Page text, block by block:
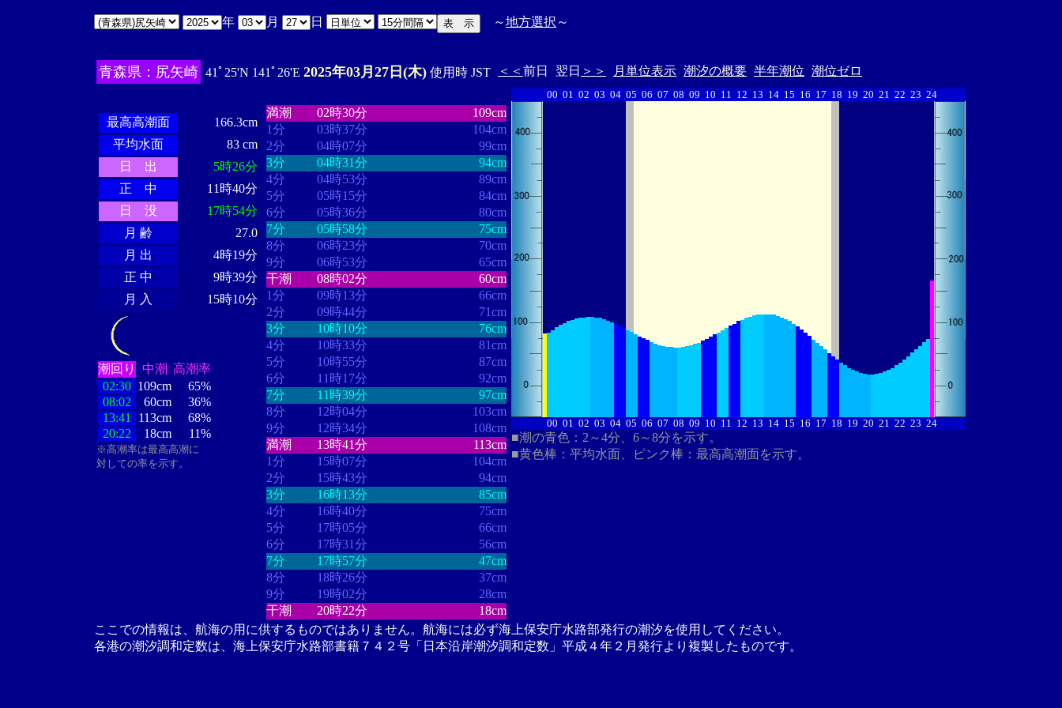
年 月 日 ～地方選択 ～
青森県：尻矢崎 41ﾟ25'N 141ﾟ26'E 2025年03月27日(木) 使用時 JST ＜＜ 前日 翌日 ＞＞ 月単位表示 潮汐の概要 半年潮位 潮位ゼロ
最高高潮面
166.3cm
平均水面
83 cm
日 出
5時26分
正 中
11時40分
日 没
17時54分
月 齢
27.0
月 出
4時19分
正 中
9時39分
月 入
15時10分
潮回り 中潮 高潮率
02:30 109cm
65%
08:02
60cm
36%
13:41
113cm
68%
20:22
18cm 11%
※高潮率は最高高潮に
対しての率を示す。
満潮
02時30分
109cm
1分
03時37分
104cm
2分
04時07分
99cm
3分
04時31分
94cm
4分
04時53分
89cm
5分
05時15分
84cm
6分
05時36分
80cm
7分
05時58分
75cm
8分
06時23分
70cm
9分
06時53分
65cm
干潮
08時02分
60cm
1分
09時13分
66cm
2分
09時44分
71cm
3分
10時10分
76cm
4分
10時33分
81cm
5分
10時55分
87cm
6分
11時17分
92cm
7分
11時39分
97cm
8分
12時04分
103cm
9分
12時34分
108cm
満潮
13時41分
113cm
1分
15時07分
104cm
2分
15時43分
94cm
3分
16時13分
85cm
4分
16時40分
75cm
5分
17時05分
66cm
6分
17時31分
56cm
7分
17時57分
47cm
8分
18時26分
37cm
9分
19時02分
28cm
干潮
20時22分 18cm
00 01 02 03 04 05 06 07 08 09 10 11 12 13 14 15 16 17 18 19 20 21 22 23 24
00 01 02 03 04 05 06 07 08 09 10 11 12 13 14 15 16 17 18 19 20 21 22 23 24
■潮の青色：2～4分、6～8分を示す。
■黄色棒：平均水面、ピンク棒：最高高潮面を示す。
ここでの情報は、航海の用に供するものではありません。航海には必ず海上保安庁水路部発行の潮汐を使用してください。
各港の潮汐調和定数は、海上保安庁水路部書籍７４２号「日本沿岸潮汐調和定数」平成４年２月発行より複製したものです。